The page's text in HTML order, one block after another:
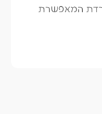
המאפשרת